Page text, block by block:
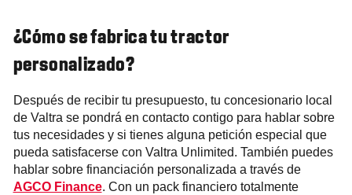
¿Cómo se fabrica tu tractor
personalizado?
Después de recibir tu presupuesto, tu concesionario local
de Valtra se pondrá en contacto contigo para hablar sobre
tus necesidades y si tienes alguna petición especial que
pueda satisfacerse con Valtra Unlimited. También puedes
hablar sobre financiación personalizada a través de
AGCO Finance. Con un pack financiero totalmente